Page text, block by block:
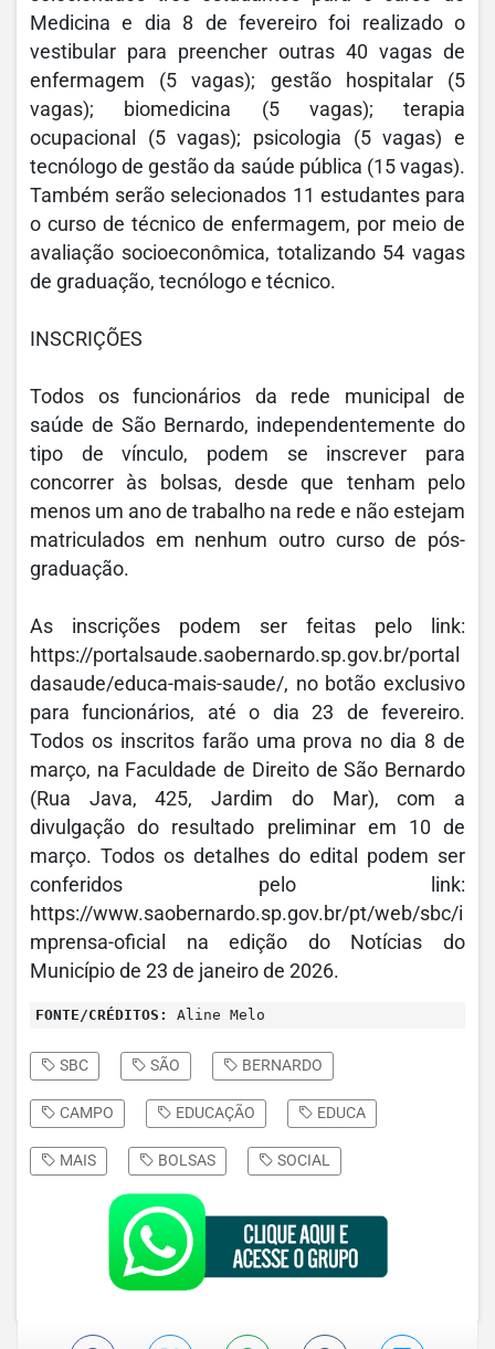
Medicina e dia 8 de fevereiro foi realizado o
vestibular para preencher outras 40 vagas de
enfermagem (5 vagas); gestão hospitalar (5
vagas); biomedicina (5 vagas); terapia
ocupacional (5 vagas); psicologia (5 vagas) e
tecnólogo de gestão da saúde pública (15 vagas).
Também serão selecionados 11 estudantes para
o curso de técnico de enfermagem, por meio de
avaliação socioeconômica, totalizando 54 vagas
de graduação, tecnólogo e técnico.
INSCRIÇÕES
Todos os funcionários da rede municipal de
saúde de São Bernardo, independentemente do
tipo de vínculo, podem se inscrever para
concorrer às bolsas, desde que tenham pelo
menos um ano de trabalho na rede e não estejam
matriculados em nenhum outro curso de pós-
graduação.
As inscrições podem ser feitas pelo link:
https://portalsaude.saobernardo.sp.gov.br/portal
dasaude/educa-mais-saude/, no botão exclusivo
para funcionários, até o dia 23 de fevereiro.
Todos os inscritos farão uma prova no dia 8 de
março, na Faculdade de Direito de São Bernardo
(Rua Java, 425, Jardim do Mar), com a
divulgação do resultado preliminar em 10 de
março. Todos os detalhes do edital podem ser
conferidos pelo link:
https://www.saobernardo.sp.gov.br/pt/web/sbc/i
mprensa-oficial na edição do Notícias do
Município de 23 de janeiro de 2026.
FONTE/CRÉDITOS: Aline Melo
SBC SÃO BERNARDO
CAMPO EDUCAÇÃO EDUCA
MAIS BOLSAS SOCIAL